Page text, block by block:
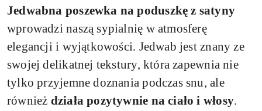
Jedwabna poszewka na poduszkę z satyny
wprowadzi naszą sypialnię w atmosferę
elegancji i wyjątkowości. Jedwab jest znany ze
swojej delikatnej tekstury, która zapewnia nie
tylko przyjemne doznania podczas snu, ale
również działa pozytywnie na ciało i włosy.